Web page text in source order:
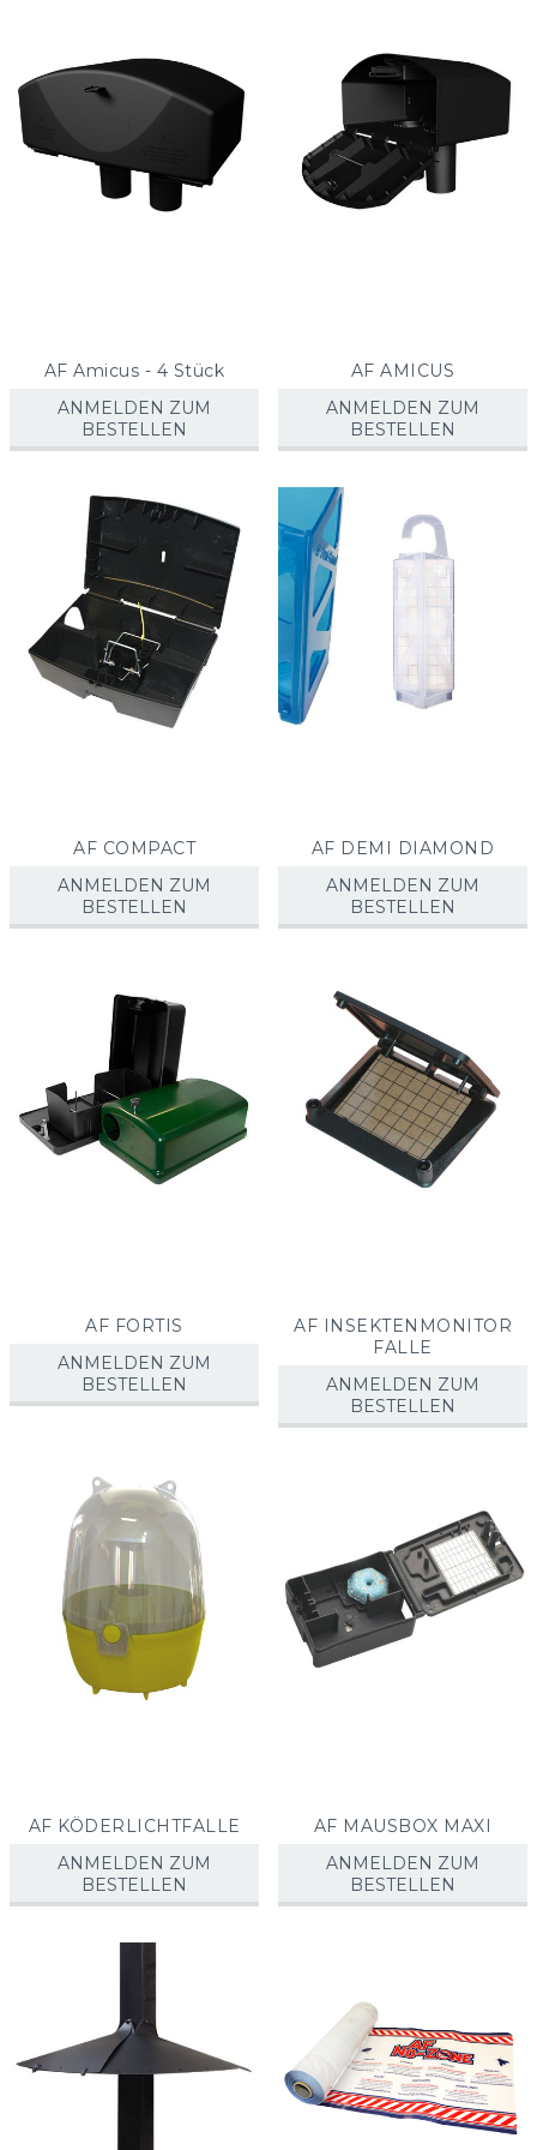
AF Amicus - 4 Stück
ANMELDEN ZUM
BESTELLEN
AF AMICUS
ANMELDEN ZUM
BESTELLEN
AF COMPACT
ANMELDEN ZUM
BESTELLEN
AF DEMI DIAMOND
ANMELDEN ZUM
BESTELLEN
AF FORTIS
ANMELDEN ZUM
BESTELLEN
AF INSEKTENMONITOR
FALLE
ANMELDEN ZUM
BESTELLEN
AF KÖDERLICHTFALLE
ANMELDEN ZUM
BESTELLEN
AF MAUSBOX MAXI
ANMELDEN ZUM
BESTELLEN